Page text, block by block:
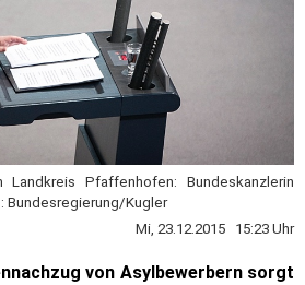
Pfaffenhofen: Bundeskanzlerin
Bundesregierung/Kugler
Mi, 23.12.2015 15:23 Uhr
von Asylbewerbern sorgt